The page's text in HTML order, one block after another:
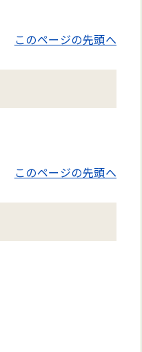
このページの先頭へ
このページの先頭へ